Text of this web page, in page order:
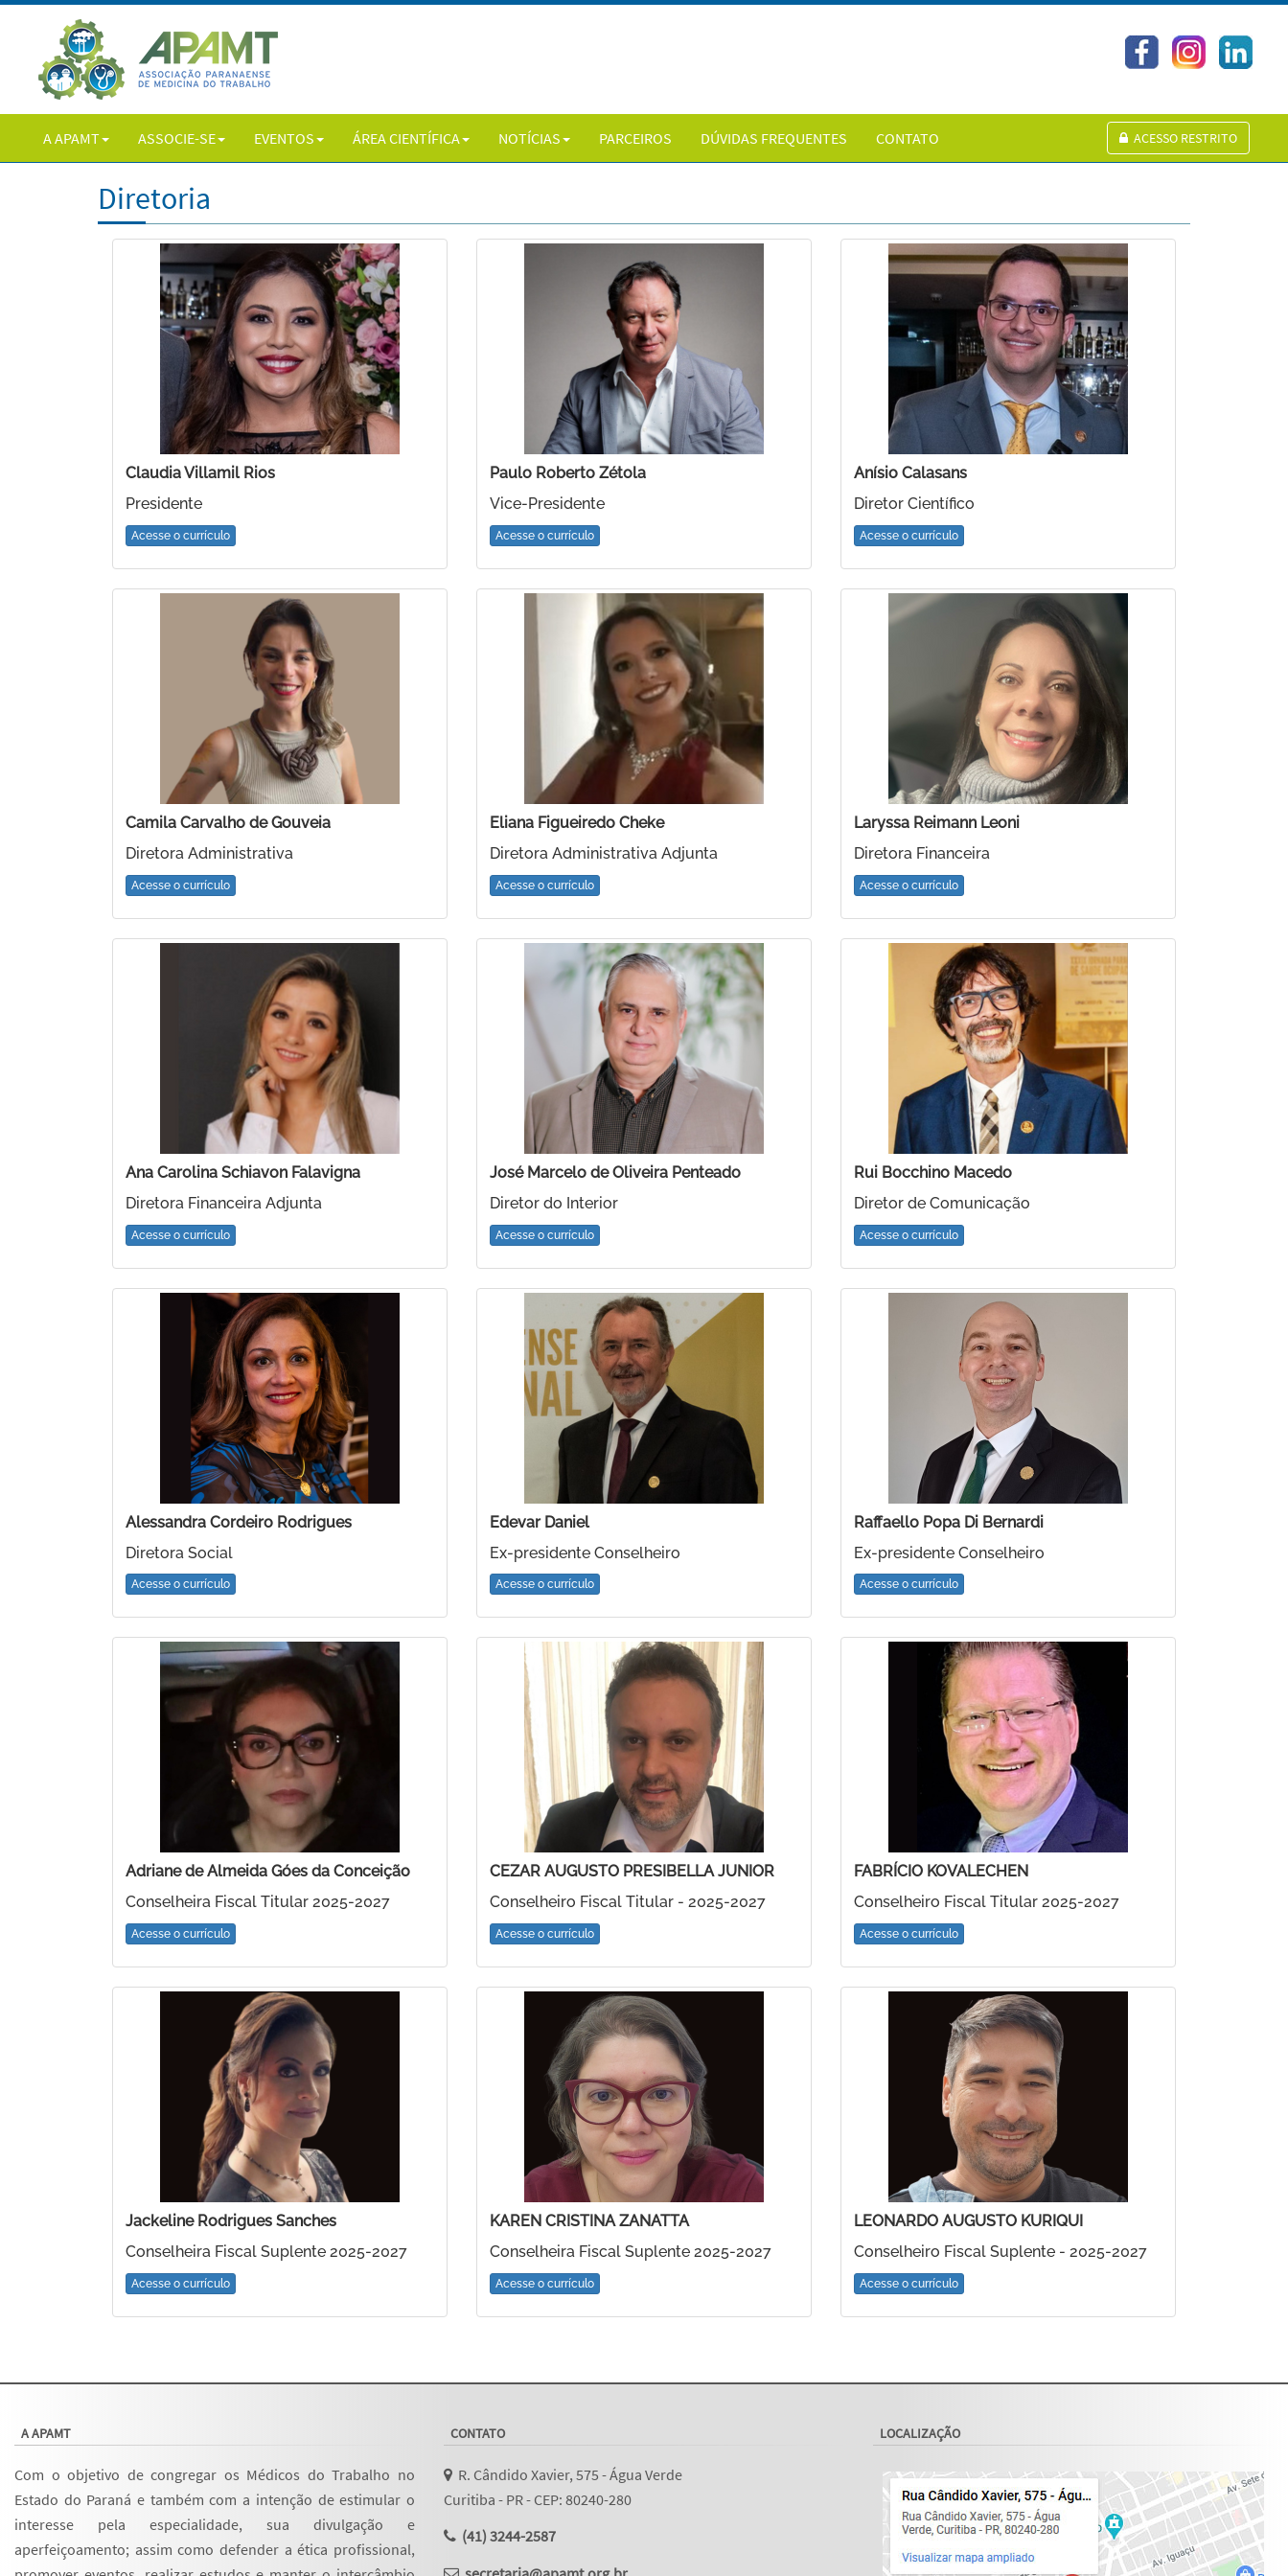
A APAMT ASSOCIE-SE EVENTOS ÁREA CIENTÍFICA NOTÍCIAS PARCEIROS DÚVIDAS FREQUENTES CONTATO ACESSO RESTRITO
Diretoria
Claudia Villamil Rios
Presidente
Acesse o currículo
Paulo Roberto Zétola
Vice-Presidente
Acesse o currículo
Anísio Calasans
Diretor Científico
Acesse o currículo
Camila Carvalho de Gouveia
Diretora Administrativa
Acesse o currículo
Eliana Figueiredo Cheke
Diretora Administrativa Adjunta
Acesse o currículo
Laryssa Reimann Leoni
Diretora Financeira
Acesse o currículo
Ana Carolina Schiavon Falavigna
Diretora Financeira Adjunta
Acesse o currículo
José Marcelo de Oliveira Penteado
Diretor do Interior
Acesse o currículo
Rui Bocchino Macedo
Diretor de Comunicação
Acesse o currículo
Alessandra Cordeiro Rodrigues
Diretora Social
Acesse o currículo
Edevar Daniel
Ex-presidente Conselheiro
Acesse o currículo
Raffaello Popa Di Bernardi
Ex-presidente Conselheiro
Acesse o currículo
Adriane de Almeida Góes da Conceição
Conselheira Fiscal Titular 2025-2027
Acesse o currículo
CEZAR AUGUSTO PRESIBELLA JUNIOR
Conselheiro Fiscal Titular - 2025-2027
Acesse o currículo
FABRÍCIO KOVALECHEN
Conselheiro Fiscal Titular 2025-2027
Acesse o currículo
Jackeline Rodrigues Sanches
Conselheira Fiscal Suplente 2025-2027
Acesse o currículo
KAREN CRISTINA ZANATTA
Conselheira Fiscal Suplente 2025-2027
Acesse o currículo
LEONARDO AUGUSTO KURIQUI
Conselheiro Fiscal Suplente - 2025-2027
Acesse o currículo
A APAMT
Com o objetivo de congregar os Médicos do Trabalho no
Estado do Paraná e também com a intenção de estimular o
interesse pela especialidade, sua divulgação e
aperfeiçoamento; assim como defender a ética profissional,
CONTATO
R. Cândido Xavier, 575 - Água Verde
Curitiba - PR - CEP: 80240-280
(41) 3244-2587
LOCALIZAÇÃO